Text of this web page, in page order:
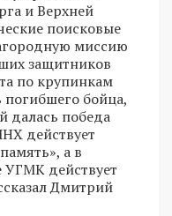
и Верхней
поисковые
миссию
защитников
по крупинкам
погибшего бойца,
далась победа
действует
а в
УГМК действует
Дмитрий